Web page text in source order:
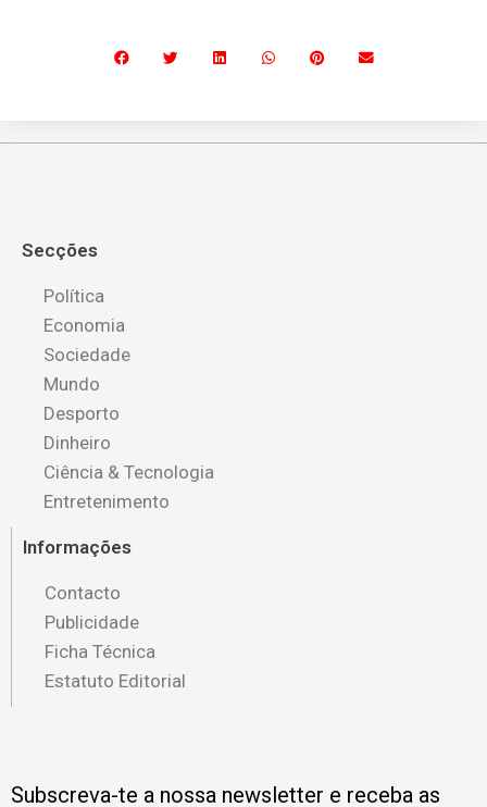
Secções
Política
Economia
Sociedade
Mundo
Desporto
Dinheiro
Ciência & Tecnologia
Entretenimento
Informações
Contacto
Publicidade
Ficha Técnica
Estatuto Editorial
Subscreva-te a nossa newsletter e receba as